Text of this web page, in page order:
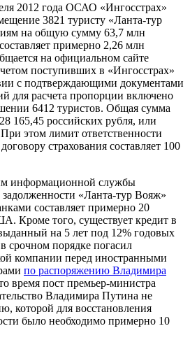
2012 года ОСАО «Ингосстрах»
3821 туристу «Ланта-тур
на общую сумму 63,7 млн
примерно 2,26 млн
на официальном сайте
поступивших в «Ингосстрах»
с подтверждающими документами
для расчета пропорции включено
6412 туристов. Общая сумма
165,45 российских рубля, или
этом лимит ответственности
страхования составляет 100
информационной службы
«Ланта-тур Вояж»
составляет примерно 20
Кроме того, существует кредит в
на 5 лет под 12% годовых
срочном порядке погасил
компании перед иностранными
по распоряжению Владимира
время пост премьер-министра
Владимира Путина не
которой для восстановления
было необходимо примерно 10